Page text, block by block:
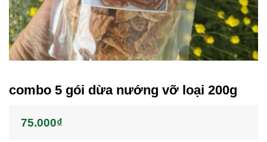
combo 5 gói dừa nướng vỡ loại 200g
75.000₫